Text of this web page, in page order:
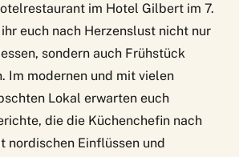
im Hotel Gilbert im 7.
euch nach Herzenslust nicht nur
sondern auch Frühstück
Im modernen und mit vielen
Lokal erwarten euch
die die Küchenchefin nach
nordischen Einflüssen und